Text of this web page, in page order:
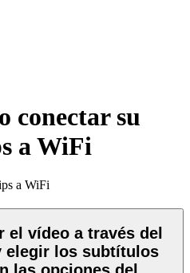
conectar su
a WiFi
a WiFi
el vídeo a través del
elegir los subtítulos